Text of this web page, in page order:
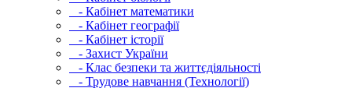
- Кабінет математики
- Кабінет географії
- Кабінет історії
- Захист України
- Клас безпеки та життєдіяльності
- Трудове навчання (Технології)